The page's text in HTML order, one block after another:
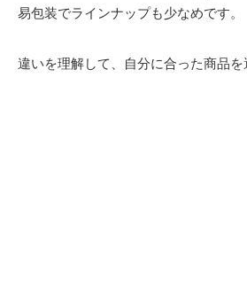
易包装でラインナップも少なめです。
違いを理解して、自分に合った商品を